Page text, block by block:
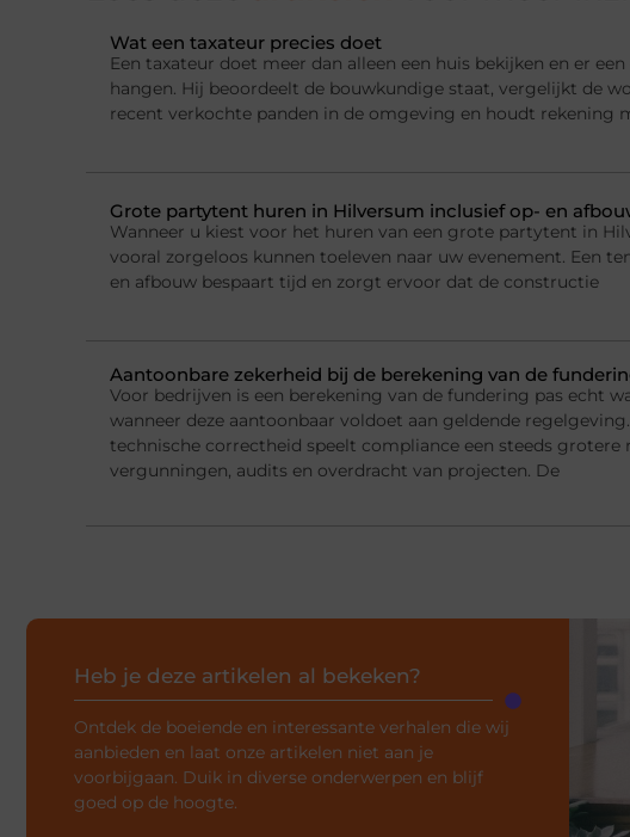
Wat een taxateur precies doet
Een taxateur doet meer dan alleen een huis bekijken en er
hangen. Hij beoordeelt de bouwkundige staat, vergelijkt de
recent verkochte panden in de omgeving en houdt rekening
Grote partytent huren in Hilversum inclusief op- en
Wanneer u kiest voor het huren van een grote partytent in
vooral zorgeloos kunnen toeleven naar uw evenement. Een
en afbouw bespaart tijd en zorgt ervoor dat de constructie
Aantoonbare zekerheid bij de berekening van de
Voor bedrijven is een berekening van de fundering pas echt
wanneer deze aantoonbaar voldoet aan geldende
technische correctheid speelt compliance een steeds grotere
vergunningen, audits en overdracht van projecten. De
Heb je deze artikelen al bekeken?
Ontdek de boeiende en interessante verhalen die wij
aanbieden en laat onze artikelen niet aan je
voorbijgaan. Duik in diverse onderwerpen en blijf
goed op de hoogte.